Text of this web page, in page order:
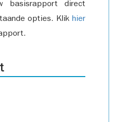
basisrapport direct
opties. Klik hier